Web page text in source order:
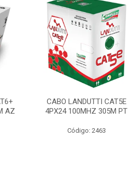
AZ
CABO LANDUTTI CAT5E
4PX24 100MHZ 305M PT
Código: 2463